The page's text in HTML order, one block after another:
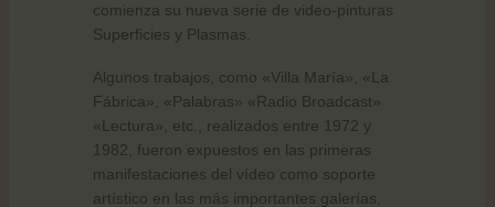
comienza su nueva serie de video-pinturas
Superficies y Plasmas.
Algunos trabajos, como «Villa María», «La
Fábrica», «Palabras» «Radio Broadcast»
«Lectura», etc., realizados entre 1972 y
1982, fueron expuestos en las primeras
manifestaciones del vídeo como soporte
artístico en las más importantes galerías,